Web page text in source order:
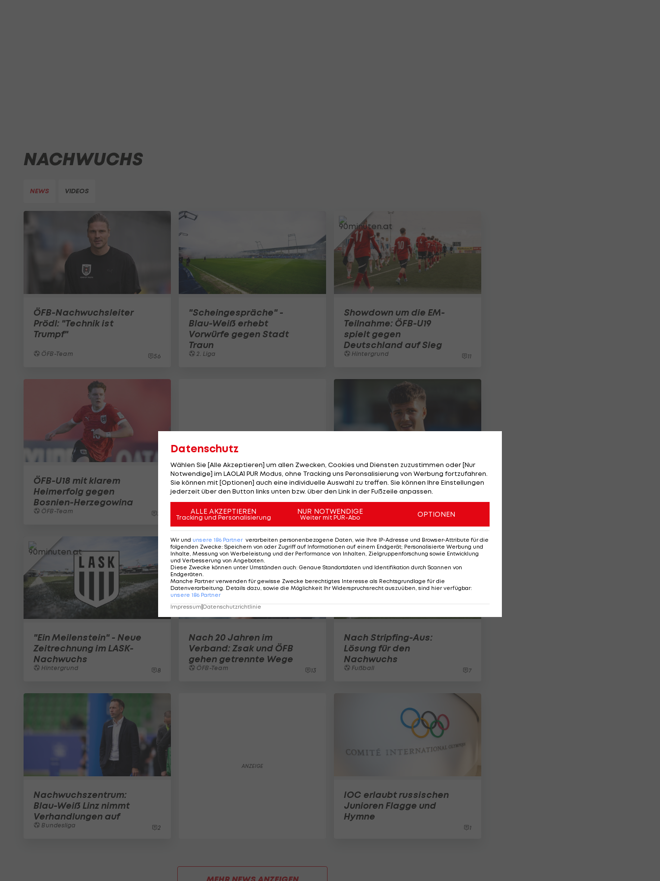
NACHWUCHS
NEWS VIDEOS
ÖFB-Nachwuchsleiter
Prödl: "Technik ist
Trumpf"
ÖFB-Team 56
"Scheingespräche" -
Blau-Weiß erhebt
Vorwürfe gegen Stadt
Traun
2. Liga
Showdown um die EM-
Teilnahme: ÖFB-U19
spielt gegen
Deutschland auf Sieg
Hintergrund 11
ÖFB-U18 mit klarem
Heimerfolg gegen
Bosnien-Herzegowina
ÖFB-Team 11
Verbandswechsel! ÖFB
sichert sich
Offensivtalent
ÖFB-Team
"Ein Meilenstein" - Neue
Zeitrechnung im LASK-
Nachwuchs
Hintergrund 8
Nach 20 Jahren im
Verband: Zsak und ÖFB
gehen getrennte Wege
ÖFB-Team 13
Nach Stripfing-Aus:
Lösung für den
Nachwuchs
Fußball 7
Nachwuchszentrum:
Blau-Weiß Linz nimmt
Verhandlungen auf
Bundesliga 2
IOC erlaubt russischen
Junioren Flagge und
Hymne
1
Datenschutz
Wählen Sie [Alle Akzeptieren] um allen Zwecken, Cookies und Diensten zuzustimmen oder [Nur
Notwendige] im LAOLA1 PUR Modus, ohne Tracking uns Peronsalisierung von Werbung fortzufahren.
Sie können mit [Optionen] auch eine individuelle Auswahl zu treffen. Sie können Ihre Einstellungen
jederzeit über den Button links unten bzw. über den Link in der Fußzeile anpassen.
ALLE AKZEPTIEREN
Tracking und Personalisierung
NUR NOTWENDIGE
Weiter mit PUR-Abo OPTIONEN
Wir und unsere 186 Partner verarbeiten personenbezogene Daten, wie Ihre IP-Adresse und Browser-Attribute für die
folgenden Zwecke: Speichern von oder Zugriff auf Informationen auf einem Endgerät; Personalisierte Werbung und
Inhalte, Messung von Werbeleistung und der Performance von Inhalten, Zielgruppenforschung sowie Entwicklung
und Verbesserung von Angeboten.
Diese Zwecke können unter Umständen auch: Genaue Standortdaten und Identifikation durch Scannen von
Endgeräten.
Manche Partner verwenden für gewisse Zwecke berechtigtes Interesse als Rechtsgrundlage für die
Datenverarbeitung. Details dazu, sowie die Möglichkeit Ihr Widerspruchsrecht auszuüben, sind hier verfügbar:
unsere 186 Partner
Impressum Datenschutzrichtlinie